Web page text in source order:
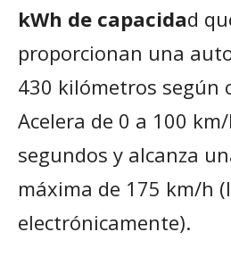
kWh de capacidad
proporcionan una
430 kilómetros según
Acelera de 0 a 100
segundos y alcanza
máxima de 175 km/h
electrónicamente).